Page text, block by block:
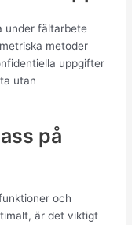
under fältarbete
metoder
uppgifter
utan
på
och
är det viktigt